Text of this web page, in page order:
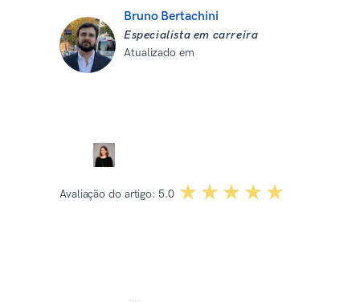
Bruno Bertachini
Especialista em carreira
Atualizado em
Avaliação do artigo: 5.0 ☆☆☆☆☆
★★★★★